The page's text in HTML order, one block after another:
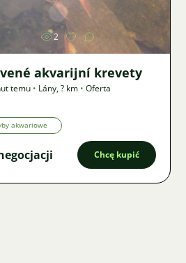
2
akvarijní krevety
temu • Lány,? km • Oferta
akwariowe
Chcę kupić